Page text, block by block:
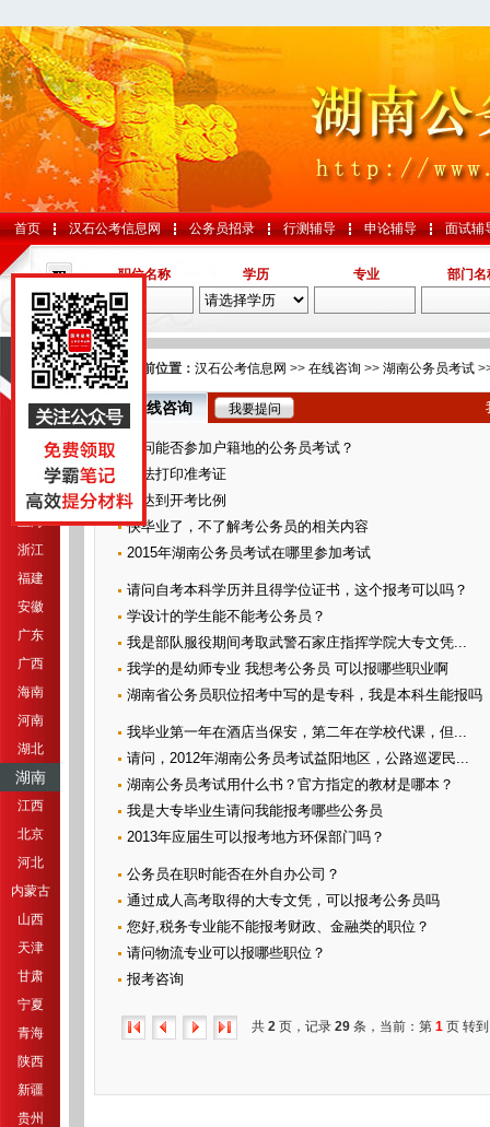
首页 汉石公考信息网 公务员招录 行测辅导 申论辅导 面试辅
职位名称 学历 专业 部门名
导航
江苏
上海
浙江
福建
安徽
广东
广西
海南
河南
湖北
湖南
江西
北京
河北
内蒙古
山西
天津
甘肃
宁夏
青海
陕西
新疆
贵州
您的当前位置： 汉石公考信息网 >> 在线咨询 >> 湖南公务员考试
在线咨询 我要提问
请问能否参加户籍地的公务员考试？
无法打印准考证
未达到开考比例
快毕业了，不了解考公务员的相关内容
2015年湖南公务员考试在哪里参加考试
请问自考本科学历并且得学位证书，这个报考可以吗？
学设计的学生能不能考公务员？
我是部队服役期间考取武警石家庄指挥学院大专文凭...
我学的是幼师专业 我想考公务员 可以报哪些职业啊
湖南省公务员职位招考中写的是专科，我是本科生能报吗
我毕业第一年在酒店当保安，第二年在学校代课，但...
请问，2012年湖南公务员考试益阳地区，公路巡逻民...
湖南公务员考试用什么书？官方指定的教材是哪本？
我是大专毕业生请问我能报考哪些公务员
2013年应届生可以报考地方环保部门吗？
公务员在职时能否在外自办公司？
通过成人高考取得的大专文凭，可以报考公务员吗
您好,税务专业能不能报考财政、金融类的职位？
请问物流专业可以报哪些职位？
报考咨询
共 2 页，记录 29 条，当前：第 1 页 转